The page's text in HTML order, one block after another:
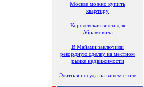
Москве можно купить
квартиру
Королевская вилла для
Абрамовича
В Майами заключили
рекордную сделку на местном
рынке недвижимости
Элитная посуда на вашем столе